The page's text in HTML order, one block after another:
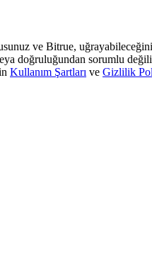
ve Bitrue,
doğruluğundan sorumlu
Kullanım Şartları ve Gizlilik